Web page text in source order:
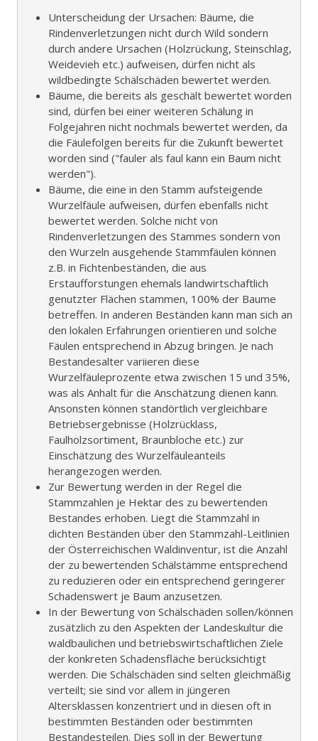
Unterscheidung der Ursachen: Bäume, die
Rindenverletzungen nicht durch Wild sondern
durch andere Ursachen (Holzrückung, Steinschlag,
Weidevieh etc.) aufweisen, dürfen nicht als
wildbedingte Schälschäden bewertet werden.
Bäume, die bereits als geschält bewertet worden
sind, dürfen bei einer weiteren Schälung in
Folgejahren nicht nochmals bewertet werden, da
die Fäulefolgen bereits für die Zukunft bewertet
worden sind ("fauler als faul kann ein Baum nicht
werden").
Bäume, die eine in den Stamm aufsteigende
Wurzelfäule aufweisen, dürfen ebenfalls nicht
bewertet werden. Solche nicht von
Rindenverletzungen des Stammes sondern von
den Wurzeln ausgehende Stammfäulen können
z.B. in Fichtenbeständen, die aus
Erstaufforstungen ehemals landwirtschaftlich
genutzter Flächen stammen, 100% der Baume
betreffen. In anderen Beständen kann man sich an
den lokalen Erfahrungen orientieren und solche
Fäulen entsprechend in Abzug bringen. Je nach
Bestandesalter variieren diese
Wurzelfäuleprozente etwa zwischen 15 und 35%,
was als Anhalt für die Anschätzung dienen kann.
Ansonsten können standörtlich vergleichbare
Betriebsergebnisse (Holzrücklass,
Faulholzsortiment, Braunbloche etc.) zur
Einschätzung des Wurzelfäuleanteils
herangezogen werden.
Zur Bewertung werden in der Regel die
Stammzahlen je Hektar des zu bewertenden
Bestandes erhoben. Liegt die Stammzahl in
dichten Beständen über den Stammzahl-Leitlinien
der Österreichischen Waldinventur, ist die Anzahl
der zu bewertenden Schälstämme entsprechend
zu reduzieren oder ein entsprechend geringerer
Schadenswert je Baum anzusetzen.
In der Bewertung von Schälschäden sollen/können
zusätzlich zu den Aspekten der Landeskultur die
waldbaulichen und betriebswirtschaftlichen Ziele
der konkreten Schadensfläche berücksichtigt
werden. Die Schälschäden sind selten gleichmäßig
verteilt; sie sind vor allem in jüngeren
Altersklassen konzentriert und in diesen oft in
bestimmten Beständen oder bestimmten
Bestandesteilen. Dies soll in der Bewertung